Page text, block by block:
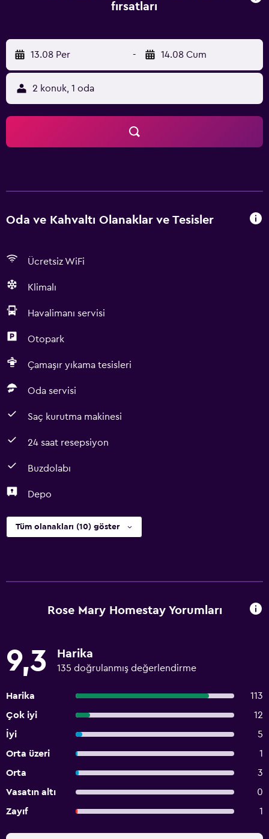
fırsatları
13.08 Per - 14.08 Cum
2 konuk, 1 oda
Oda ve Kahvaltı Olanaklar ve Tesisler
Ücretsiz WiFi
Klimalı
Havalimanı servisi
Otopark
Çamaşır yıkama tesisleri
Oda servisi
Saç kurutma makinesi
24 saat resepsiyon
Buzdolabı
Depo
Tüm olanakları (10) göster
Rose Mary Homestay Yorumları
9,3 Harika
135 doğrulanmış değerlendirme
Harika
113
Çok iyi
12
İyi
5
Orta üzeri
1
Orta
3
Vasatın altı
0
Zayıf
1